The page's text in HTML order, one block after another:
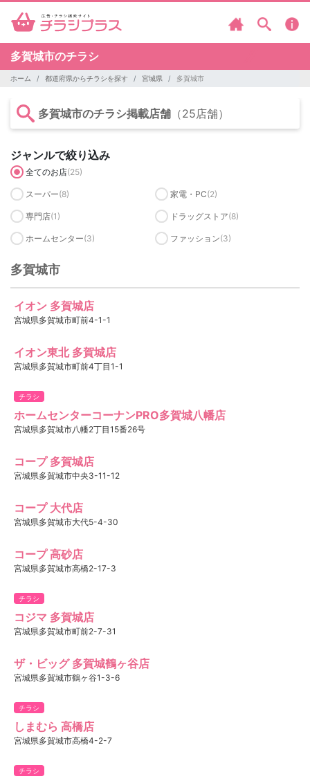
多賀城市のチラシ
ホーム 都道府県からチラシを探す 宮城県 多賀城市
多賀城市のチラシ掲載店舗 （25店舗）
ジャンルで絞り込み
全てのお店(25)
スーパー(8) 家電・PC(2)
専門店(1) ドラッグストア(8)
ホームセンター(3) ファッション(3)
多賀城市
イオン 多賀城店
宮城県多賀城市町前4-1-1
イオン東北 多賀城店
宮城県多賀城市町前4丁目1-1
チラシ
ホームセンターコーナンPRO多賀城八幡店
宮城県多賀城市八幡2丁目15番26号
コープ 多賀城店
宮城県多賀城市中央3-11-12
コープ 大代店
宮城県多賀城市大代5-4-30
コープ 高砂店
宮城県多賀城市高橋2-17-3
チラシ
コジマ 多賀城店
宮城県多賀城市町前2-7-31
ザ・ビッグ 多賀城鶴ヶ谷店
宮城県多賀城市鶴ヶ谷1-3-6
チラシ
しまむら 高橋店
宮城県多賀城市高橋4-2-7
チラシ